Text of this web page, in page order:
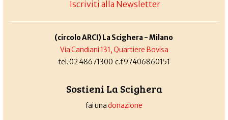
Iscriviti alla Newsletter
(circolo ARCI) La Scighera - Milano
Via Candiani 131, Quartiere Bovisa
tel. 02 48671300 c.f.97406860151
Sostieni La Scighera
fai unadonazione